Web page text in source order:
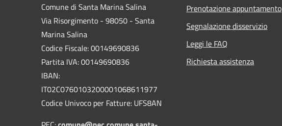
Comune di Santa Marina Salina
Via Risorgimento - 98050 - Santa
Marina Salina
Codice Fiscale: 00149690836
Partita IVA: 00149690836
IBAN:
IT02C0760103200001068611977
Codice Univoco per Fatture: UFS8AN
Prenotazione appuntamento
Segnalazione disservizio
Leggi le FAQ
Richiesta assistenza